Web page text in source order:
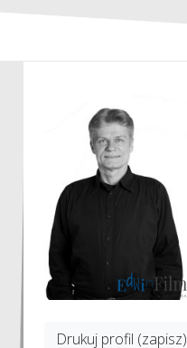
Drukuj profil (zapisz)